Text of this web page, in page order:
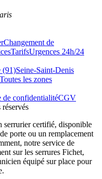
Changement de
TarifsUrgences 24h/24
(91)Seine-Saint-Denis
Toutes les zones
de confidentialitéCGV
serrurier certifié, disponible
porte ou un remplacement
notre service de
sur les serrures Fichet,
équipé sur place pour